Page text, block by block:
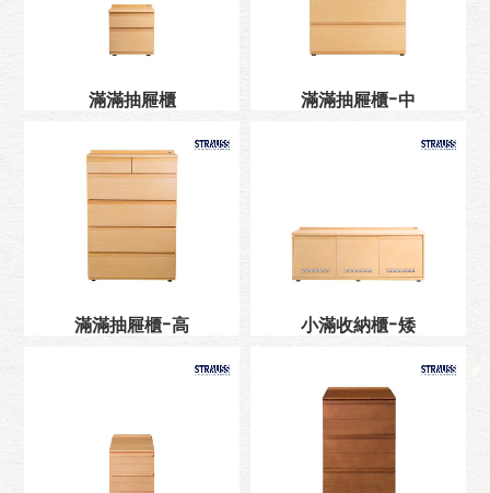
滿滿抽屜櫃 滿滿抽屜櫃-中
滿滿抽屜櫃-高 小滿收納櫃-矮